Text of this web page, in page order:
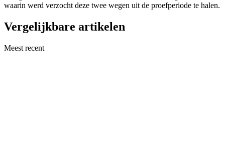
waarin werd verzocht deze twee wegen uit de proefperiode te halen.
Vergelijkbare artikelen
Meest recent